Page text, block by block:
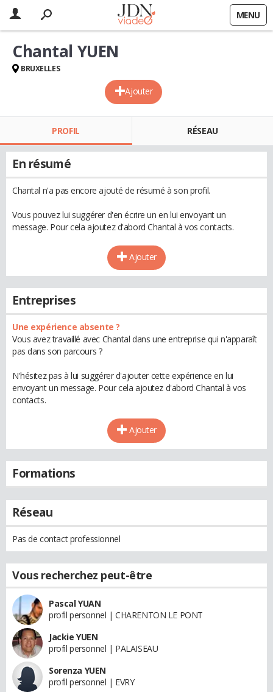
MENU
Ajouter
Chantal YUEN
BRUXELLES
PROFIL RÉSEAU
En résumé
Chantal n'a pas encore ajouté de résumé à son profil.
Vous pouvez lui suggérer d'en écrire un en lui envoyant un
message. Pour cela ajoutez d'abord Chantal à vos contacts.
Ajouter
Entreprises
Une expérience absente ?
Vous avez travaillé avec Chantal dans une entreprise qui n'apparaît
pas dans son parcours ?
N'hésitez pas à lui suggérer d'ajouter cette expérience en lui
envoyant un message. Pour cela ajoutez d'abord Chantal à vos
contacts.
Ajouter
Formations
Réseau
Pas de contact professionnel
Vous recherchez peut-être
Pascal YUAN
profil personnel | CHARENTON LE PONT
Jackie YUEN
profil personnel | PALAISEAU
Sorenza YUEN
profil personnel | EVRY